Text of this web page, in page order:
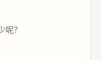
？